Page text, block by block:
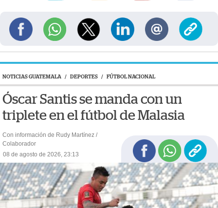
NOTICIAS GUATEMALA / DEPORTES / FÚTBOL NACIONAL
Óscar Santis se manda con un
triplete en el fútbol de Malasia
Con información de Rudy Martínez /
Colaborador
08 de agosto de 2026, 23:13